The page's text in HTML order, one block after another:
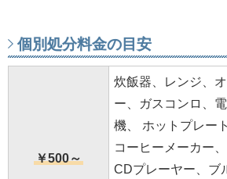
個別処分料金の目安
￥500～
炊飯器、レンジ、
ー、ガスコンロ、
機、 ホットプレー
コーヒーメーカー
CDプレーヤー、ブ